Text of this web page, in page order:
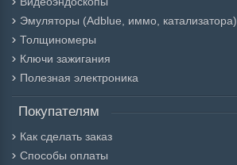
Эмуляторы (Adblue, иммо, катализатора)
Толщиномеры
Ключи зажигания
Полезная электроника
Покупателям
Как сделать заказ
Способы оплаты